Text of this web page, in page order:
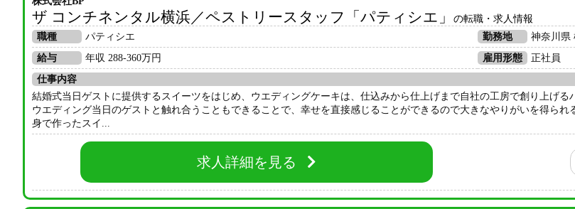
ザ コンチネンタル横浜／ペストリースタッフ「パティシエ」
の転職・求人情報
職種
パティシエ 勤務地
神奈川県
給与
年収 288-360万円 雇用形態
正社員
仕事内容
結婚式当日ゲストに提供するスイーツをはじめ、ウエディングケーキは、仕込みから仕上げまで自社の工房で創り上げる
ウエディング当日のゲストと触れ合うこともできることで、幸せを直接感じることができるので大きなやりがいを得ら
身で作ったスイ...
求人詳細を見る